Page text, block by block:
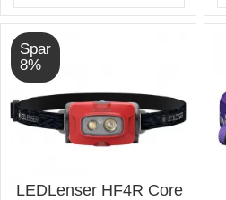
Spar
8%
LEDLenser HF4R Core